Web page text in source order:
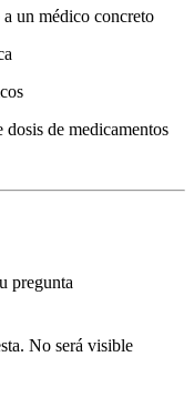
un médico concreto
de medicamentos
pregunta
No será visible